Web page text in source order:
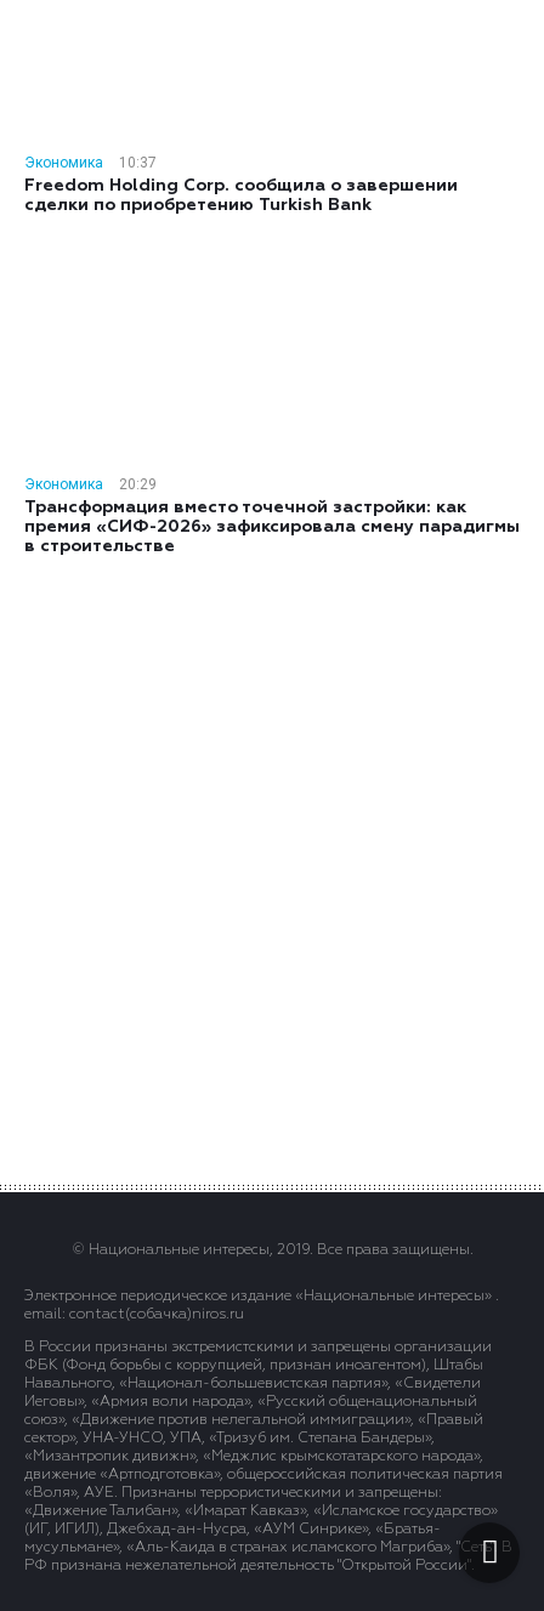
Экономика
10:37
Freedom Holding Corp. сообщила о завершении
сделки по приобретению Turkish Bank
Экономика
20:29
Трансформация вместо точечной застройки: как
премия «СИФ-2026» зафиксировала смену парадигмы
в строительстве
© Национальные интересы, 2019. Все права защищены.
Электронное периодическое издание «Национальные интересы» .
email: contact(сoбaчка)niros.ru
В России признаны экстремистскими и запрещены организации
ФБК (Фонд борьбы с коррупцией, признан иноагентом), Штабы
Навального, «Национал-большевистская партия», «Свидетели
Иеговы», «Армия воли народа», «Русский общенациональный
союз», «Движение против нелегальной иммиграции», «Правый
сектор», УНА-УНСО, УПА, «Тризуб им. Степана Бандеры»,
«Мизантропик дивижн», «Меджлис крымскотатарского народа»,
движение «Артподготовка», общероссийская политическая партия
«Воля», АУЕ. Признаны террористическими и запрещены:
«Движение Талибан», «Имарат Кавказ», «Исламское государство»
(ИГ, ИГИЛ), Джебхад-ан-Нусра, «АУМ Синрике», «Братья-
мусульмане», «Аль-Каида в странах исламского Магриба», "Сеть". В
РФ признана нежелательной деятельность "Открытой России".